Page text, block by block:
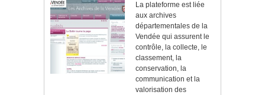
La plateforme est liée
aux archives
départementales de la
Vendée qui assurent le
contrôle, la collecte, le
classement, la
conservation, la
communication et la
valorisation des